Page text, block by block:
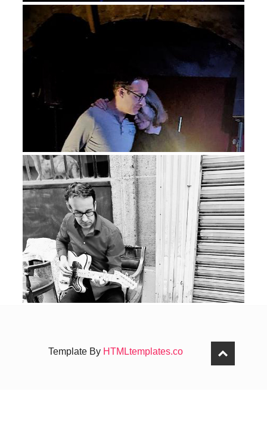
cesse / Vains ces battements
d’ailes oppressés qui empressent
Alix de Stermaria — 30
janvier 2024
Source :
https://
Template By HTMLtemplates.co